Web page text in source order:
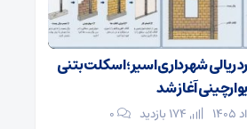
۸۰ میلیارد ریالی شهرداری اسیر؛ اسکلت بتنی
آغاز شد
۰